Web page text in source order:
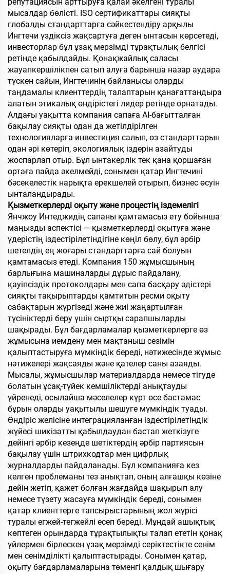
мысалдар бөлісті. ISO сертификаттары сияқты
глобалды стандарттарға сәйкестендіру арқылы
Ингтечи үздіксіз жақсартуға деген ынтасын көрсетеді,
инвесторлар бұл ұзақ мерзімді тұрақтылық белгісі
ретінде қабылдайды. Қонақжайлық саласы
жауапкершілікпен сатып алуға барынша назар аудара
түскен сайын, Ингтечинің байланысы оларды
таңдамалы клиенттердің талаптарын қанағаттандыра
алатын этикалық өндірістегі лидер ретінде орнатады.
Алдағы уақытта компания сапаға AI-бағытталған
бақылау сияқты одан да жетілдірілген
технологияларға инвестиция салып, өз стандарттарын
одан әрі көтеріп, экологиялық іздерін азайтуды
жоспарлап отыр. Бұл ынтакерлік тек қана қоршаған
ортаға пайда әкелмейді, сонымен қатар Ингтечині
бәсекелестік нарықта ерекшелей отырып, бизнес өсуін
ынталандырады.
Қызметкерлерді оқыту және процестің іздемелігі
Янчжоу Интеджидің сапаны қамтамасыз ету бойынша
маңызды аспектісі — қызметкерлерді оқытуға және
үдерістің іздестірілетіндігіне көңіл бөлу, бұл әрбір
шетелдің ең жоғары стандарттарға сай болуын
қамтамасыз етеді. Компания 150 жұмысшының
барлығына машиналарды дұрыс пайдалану,
қауіпсіздік протоколдары мен сапа басқару әдістері
сияқты тақырыптарды қамтитын ресми оқыту
сабақтарын жүргізеді және жиі жаңартылған
түсініктерді беру үшін сыртқы сарапшыларды
шақырады. Бұл бағдарламалар қызметкерлерге өз
жұмысына иемдену мен мақтаныш сезімін
қалыптастыруға мүмкіндік береді, нәтижесінде жұмыс
нәтижелері жақсаяды және қателер саны азаяды.
Мысалы, жұмысшылар материалдарда немесе тігуде
болатын ұсақ-түйек кемшіліктерді анықтауды
үйренеді, осылайша мәселелер күрт өсе бастамас
бұрын оларды уақытылы шешуге мүмкіндік туады.
Өндіріс желісіне интеграцияланған іздестірілетіндік
жүйесі шикізатты қабылдаудан бастап жеткізуге
дейінгі әрбір кезеңде шетіктердің әрбір партиясын
бақылау үшін штрихкодтар мен цифрлық
журналдарды пайдаланады. Бұл компанияға кез
келген проблеманы тез анықтап, оның алғашқы көзіне
дейін жетіп, қажет болған жағдайда шақырып алу
немесе түзету жасауға мүмкіндік береді, сонымен
қатар клиенттерге тапсырыстарының жол жүрісі
туралы егжей-тегжейлі есеп береді. Мұндай ашықтық
көптеген орындарда тұрақтылықты талап ететін қонақ
үйлермен бірлескен ұзақ мерзімді серіктестікте сенім
мен сенімділікті қалыптастырады. Сонымен қатар,
оқыту бағдарламаларына төменгі қалдық шығару